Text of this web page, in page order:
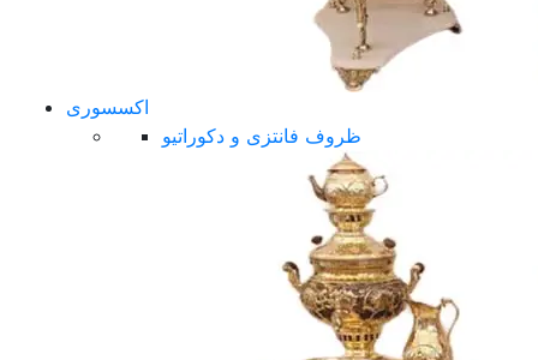
اکسسوری
ظروف فانتزی و دکوراتیو